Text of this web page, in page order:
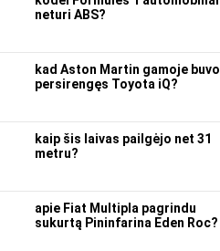
neturi ABS?
kad Aston Martin gamoje buvo
persirengęs Toyota iQ?
kaip šis laivas pailgėjo net 31
metru?
apie Fiat Multipla pagrindu
sukurtą Pininfarina Eden Roc?